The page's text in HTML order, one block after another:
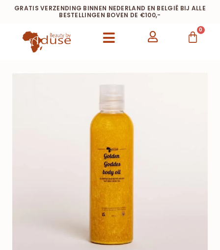
GRATIS VERZENDING BINNEN NEDERLAND EN BELGIË BIJ ALLE
BESTELLINGEN BOVEN DE €100,-
0